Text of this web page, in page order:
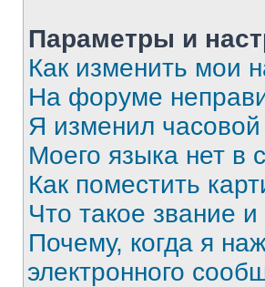
Параметры и
Как изменить мои
На форуме
Я изменил
Моего языка нет в
Как поместить
Что такое звание
Почему, когда я
электронного